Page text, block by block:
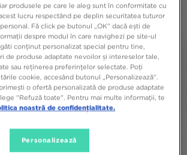
produsele pe care le aleg sunt în conformitate cu
lucru respectând pe deplin securitatea tuturor
Fă click pe butonul „OK” dacă ești de
despre modul în care navighezi pe site-ul
conținut personalizat special pentru tine,
de produse adaptate nevoilor și intereselor tale,
sau reținerea preferințelor selectate. Poți
cookie, accesând butonul „Personalizează”.
o ofertă personalizată de produse adaptate
"Refuză toate". Pentru mai multe informații, te
noastră de confidențialitate.
Personalizează